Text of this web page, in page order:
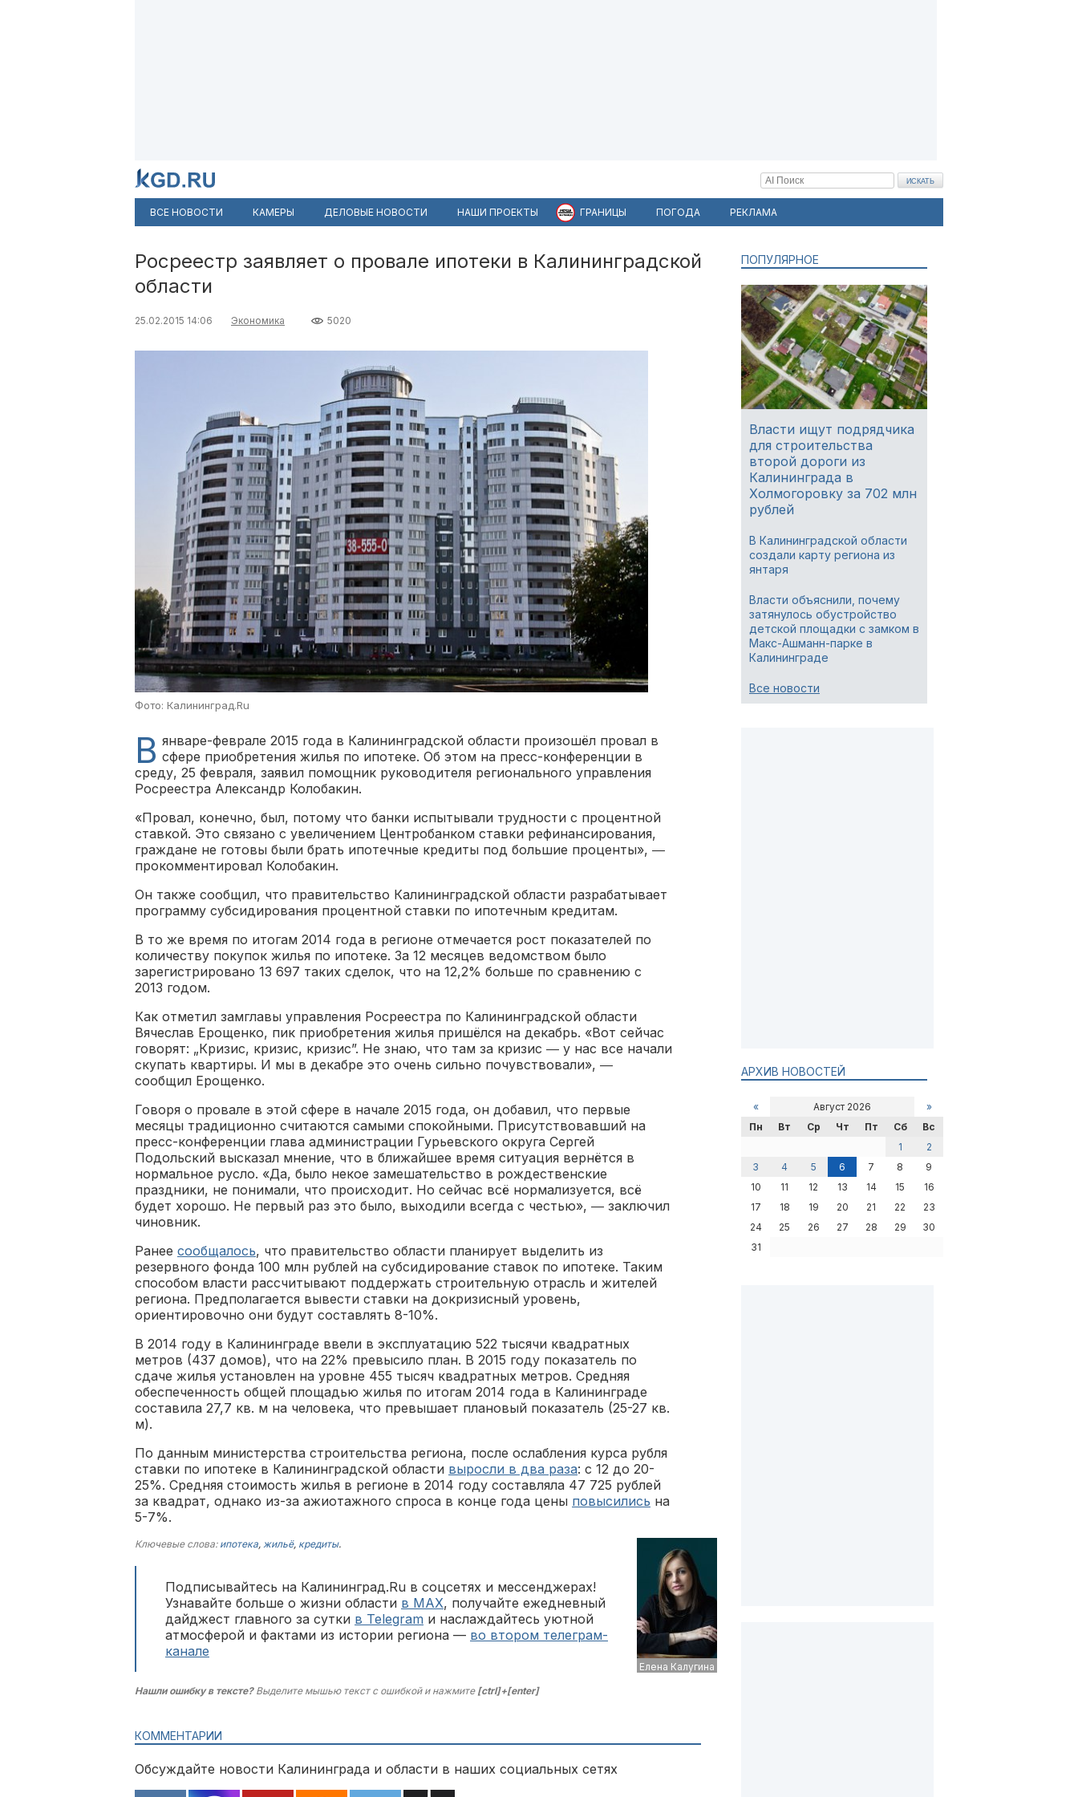
ВСЕ НОВОСТИ КАМЕРЫ ДЕЛОВЫЕ НОВОСТИ НАШИ ПРОЕКТЫ ГРАНИЦЫ ПОГОДА РЕКЛАМА
Росреестр заявляет о провале ипотеки в Калининградской
области
25.02.2015 14:06 Экономика 5020
Фото: Калининград.Ru
В январе-феврале 2015 года в Калининградской области произошёл провал в
сфере приобретения жилья по ипотеке. Об этом на пресс-конференции в
среду, 25 февраля, заявил помощник руководителя регионального управления
Росреестра Александр Колобакин.
«Провал, конечно, был, потому что банки испытывали трудности с процентной
ставкой. Это связано с увеличением Центробанком ставки рефинансирования,
граждане не готовы были брать ипотечные кредиты под большие проценты», ―
прокомментировал Колобакин.
Он также сообщил, что правительство Калининградской области разрабатывает
программу субсидирования процентной ставки по ипотечным кредитам.
В то же время по итогам 2014 года в регионе отмечается рост показателей по
количеству покупок жилья по ипотеке. За 12 месяцев ведомством было
зарегистрировано 13 697 таких сделок, что на 12,2% больше по сравнению с
2013 годом.
Как отметил замглавы управления Росреестра по Калининградской области
Вячеслав Ерощенко, пик приобретения жилья пришёлся на декабрь. «Вот сейчас
говорят: „Кризис, кризис, кризис”. Не знаю, что там за кризис ― у нас все начали
скупать квартиры. И мы в декабре это очень сильно почувствовали», ―
сообщил Ерощенко.
Говоря о провале в этой сфере в начале 2015 года, он добавил, что первые
месяцы традиционно считаются самыми спокойными. Присутствовавший на
пресс-конференции глава администрации Гурьевского округа Сергей
Подольский высказал мнение, что в ближайшее время ситуация вернётся в
нормальное русло. «Да, было некое замешательство в рождественские
праздники, не понимали, что происходит. Но сейчас всё нормализуется, всё
будет хорошо. Не первый раз это было, выходили всегда с честью», ― заключил
чиновник.
Ранее сообщалось, что правительство области планирует выделить из
резервного фонда 100 млн рублей на субсидирование ставок по ипотеке. Таким
способом власти рассчитывают поддержать строительную отрасль и жителей
региона. Предполагается вывести ставки на докризисный уровень,
ориентировочно они будут составлять 8-10%.
В 2014 году в Калининграде ввели в эксплуатацию 522 тысячи квадратных
метров (437 домов), что на 22% превысило план. В 2015 году показатель по
сдаче жилья установлен на уровне 455 тысяч квадратных метров. Средняя
обеспеченность общей площадью жилья по итогам 2014 года в Калининграде
составила 27,7 кв. м на человека, что превышает плановый показатель (25-27 кв.
м).
По данным министерства строительства региона, после ослабления курса рубля
ставки по ипотеке в Калининградской области выросли в два раза: с 12 до 20-
25%. Средняя стоимость жилья в регионе в 2014 году составляла 47 725 рублей
за квадрат, однако из-за ажиотажного спроса в конце года цены повысились на
5-7%.
Елена Калугина
Ключевые слова: ипотека, жильё, кредиты.
Подписывайтесь на Калининград.Ru в соцсетях и мессенджерах!
Узнавайте больше о жизни области в MAX, получайте ежедневный
дайджест главного за сутки в Telegram и наслаждайтесь уютной
атмосферой и фактами из истории региона — во втором телеграм-
канале
Нашли ошибку в тексте?Выделите мышью текст с ошибкой и нажмите [ctrl]+[enter]
КОММЕНТАРИИ
Обсуждайте новости Калининграда и области в наших социальных сетях
ПОПУЛЯРНОЕ
Власти ищут подрядчика
для строительства
второй дороги из
Калининграда в
Холмогоровку за 702 млн
рублей
В Калининградской области
создали карту региона из
янтаря
Власти объяснили, почему
затянулось обустройство
детской площадки с замком в
Макс-Ашманн-парке в
Калининграде
Все новости
АРХИВ НОВОСТЕЙ
« Август 2026
»
Пн
Вт Ср Чт Пт Сб
Вс
1
2
3
4 5 6 7 8
9
10
11 12 13 14 15
16
17
18 19 20 21 22
23
24
25 26 27 28 29
30
31